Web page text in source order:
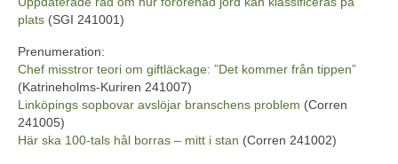
plats (SGI 241001)
Prenumeration:
Chef misstror teori om giftläckage: ”Det kommer från tippen”
(Katrineholms-Kuriren 241007)
Linköpings sopbovar avslöjar branschens problem (Corren
241005)
Här ska 100-tals hål borras – mitt i stan (Corren 241002)